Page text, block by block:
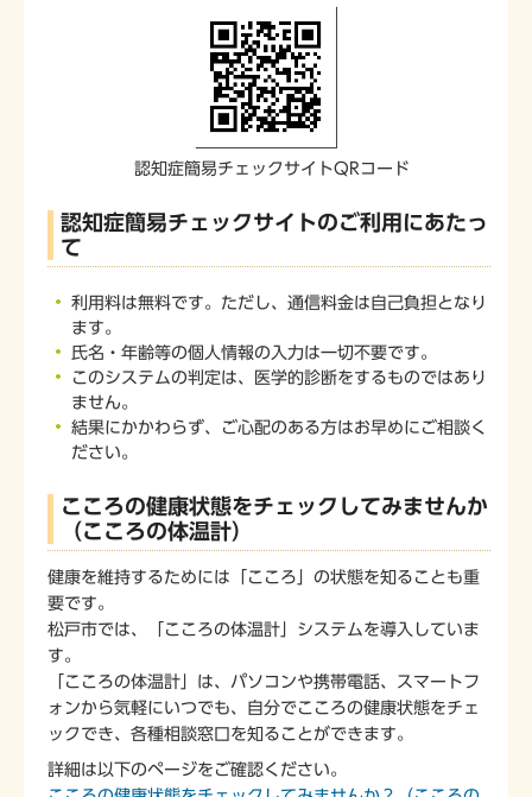
認知症簡易チェックサイトQRコード
認知症簡易チェックサイトのご利用にあたっ
て
利用料は無料です。ただし、通信料金は自己負担となり
ます。
氏名・年齢等の個人情報の入力は一切不要です。
このシステムの判定は、医学的診断をするものではあり
ません。
結果にかかわらず、ご心配のある方はお早めにご相談く
ださい。
こころの健康状態をチェックしてみませんか
（こころの体温計）
健康を維持するためには「こころ」の状態を知ることも重
要です。
松戸市では、「こころの体温計」システムを導入していま
す。
「こころの体温計」は、パソコンや携帯電話、スマートフ
ォンから気軽にいつでも、自分でこころの健康状態をチェ
ックでき、各種相談窓口を知ることができます。
詳細は以下のページをご確認ください。